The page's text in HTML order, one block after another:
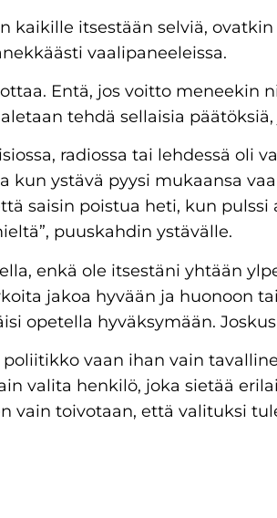
kaikille itsestään selviä, ovatkin
vaalipaneeleissa.
Entä, jos voitto meneekin
tehdä sellaisia
radiossa tai lehdessä oli
kun ystävä pyysi mukaansa
saisin poistua heti, kun pulssi
puuskahdin ystävälle.
enkä ole itsestäni yhtään
jakoa hyvään ja huonoon
opetella hyväksymään.
vaan ihan vain
valita henkilö, joka sietää
vain toivotaan, että valituksi